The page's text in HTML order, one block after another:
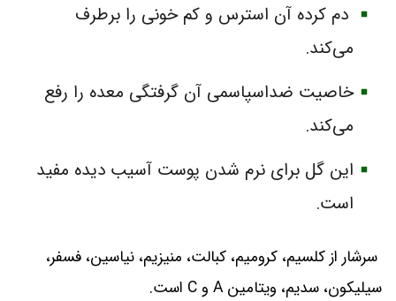
دم کرده آن استرس و کم خونی را برطرف
می‌کند.
خاصیت ضداسپاسمی آن گرفتگی معده را رفع
می‌کند.
این گل برای نرم شدن پوست آسیب دیده مفید
است.
سرشار از کلسیم، کرومیم، کبالت، منیزیم، نیاسین، فسفر،
سیلیکون، سدیم، ویتامین A و C است.